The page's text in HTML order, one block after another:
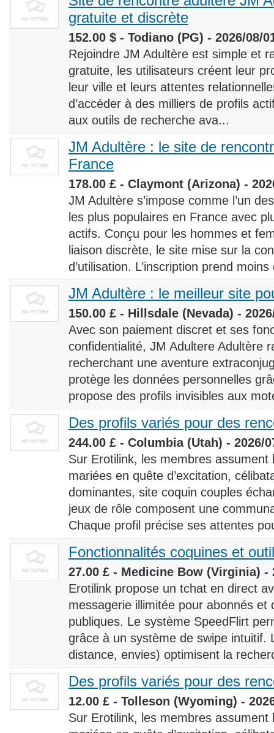
gratuite et discrète
152.00 $ - Todiano (PG) - 2026/08/
Rejoindre JM Adultère est simple et
gratuite, les utilisateurs créent leur
leur ville et leurs attentes
d’accéder à des milliers de profils
aux outils de recherche ava...
JM Adultère : le site de
France
178.00 £ - Claymont (Arizona) -
JM Adultère s’impose comme l’un
les plus populaires en France avec
actifs. Conçu pour les hommes et
liaison discrète, le site mise sur la
d’utilisation. L’inscription prend
JM Adultère : le meilleur site
150.00 £ - Hillsdale (Nevada) -
Avec son paiement discret et ses
confidentialité, JM Adultere Adultère
recherchant une aventure
protège les données personnelles
propose des profils invisibles aux
Des profils variés pour des
244.00 £ - Columbia (Utah) - 2026/
Sur Erotilink, les membres
mariées en quête d’excitation,
dominantes, site coquin couples
jeux de rôle composent une
Chaque profil précise ses attentes
Fonctionnalités coquines et
27.00 £ - Medicine Bow (Virginia) -
Erotilink propose un tchat en direct
messagerie illimitée pour abonnés et
publiques. Le système SpeedFlirt
grâce à un système de swipe intuitif.
distance, envies) optimisent la
Des profils variés pour des
12.00 £ - Tolleson (Wyoming) -
Sur Erotilink, les membres